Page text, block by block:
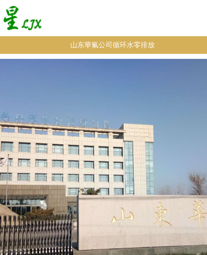
山东華氟公司循环水零排放